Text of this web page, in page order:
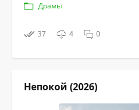
Драмы
37 4 0
Непокой (2026)